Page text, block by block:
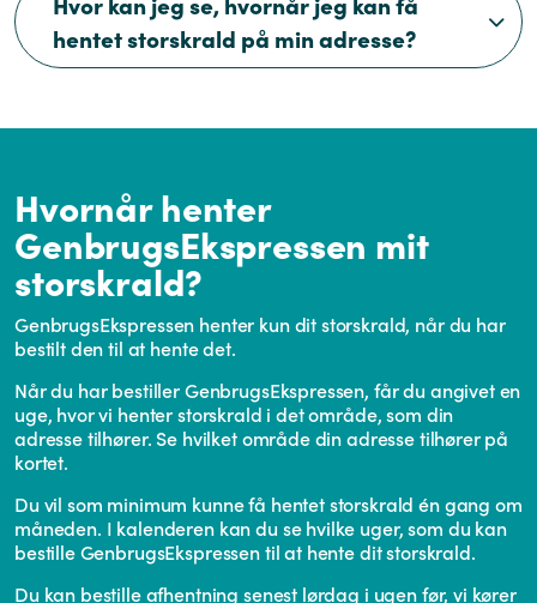
hentet storskrald på min adresse?
Hvornår henter
GenbrugsEkspressen mit
storskrald?
GenbrugsEkspressen henter kun dit storskrald, når du har
bestilt den til at hente det.
Når du har bestiller GenbrugsEkspressen, får du angivet en
uge, hvor vi henter storskrald i det område, som din
adresse tilhører. Se hvilket område din adresse tilhører på
kortet.
Du vil som minimum kunne få hentet storskrald én gang om
måneden. I kalenderen kan du se hvilke uger, som du kan
bestille GenbrugsEkspressen til at hente dit storskrald.
Du kan bestille afhentning senest lørdag i ugen før, vi kører